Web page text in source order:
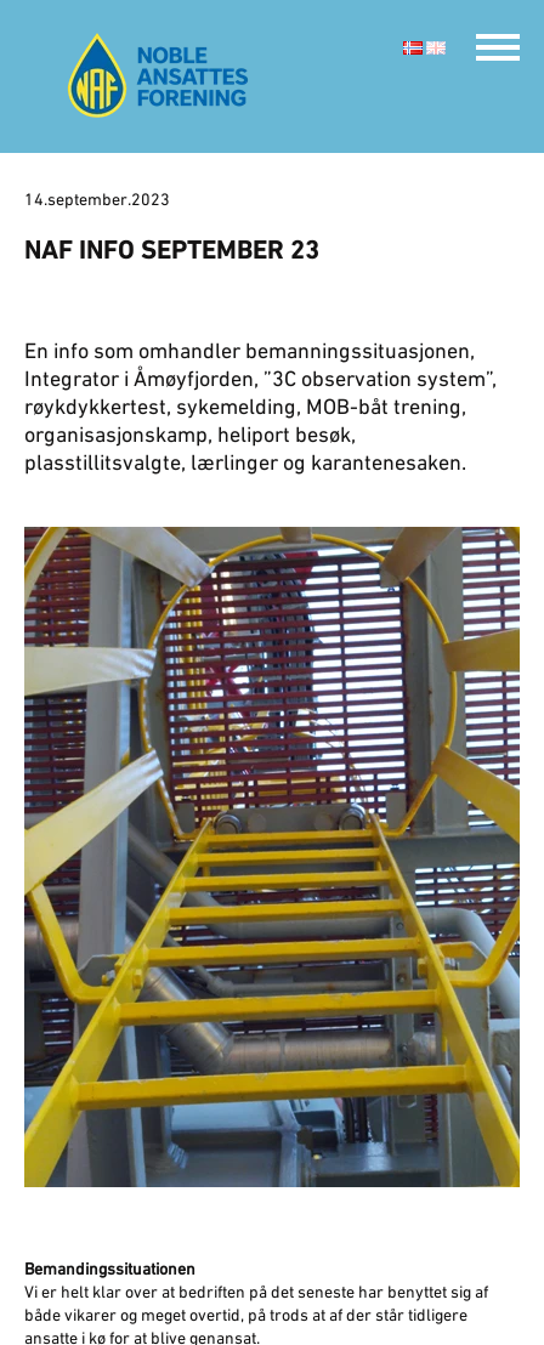
14.september.2023
NAF INFO SEPTEMBER 23
En info som omhandler bemanningssituasjonen,
Integrator i Åmøyfjorden, ”3C observation system”,
røykdykkertest, sykemelding, MOB-båt trening,
organisasjonskamp, heliport besøk,
plasstillitsvalgte, lærlinger og karantenesaken.
Bemandingssituationen
Vi er helt klar over at bedriften på det seneste har benyttet sig af
både vikarer og meget overtid, på trods at af der står tidligere
ansatte i kø for at blive genansat.